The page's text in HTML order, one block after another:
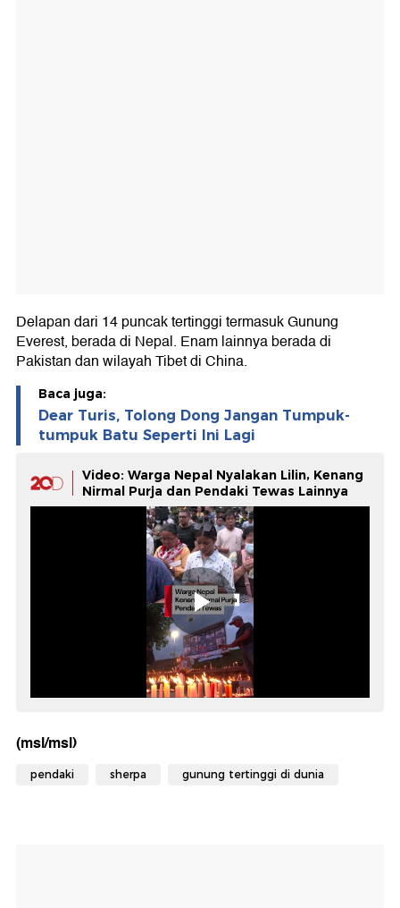
Delapan dari 14 puncak tertinggi termasuk Gunung
Everest, berada di Nepal. Enam lainnya berada di
Pakistan dan wilayah Tibet di China.
Baca juga:
Dear Turis, Tolong Dong Jangan Tumpuk-
tumpuk Batu Seperti Ini Lagi
Video: Warga Nepal Nyalakan Lilin, Kenang
Nirmal Purja dan Pendaki Tewas Lainnya
(msl/msl)
pendaki sherpa gunung tertinggi di dunia